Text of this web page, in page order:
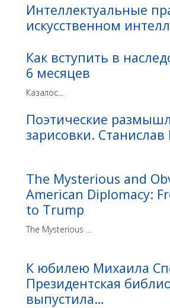
Интеллектуальные
искусственном
Как вступить в
6 месяцев
Казалос...
Поэтические
зарисовки.
The Mysterious and
American Diplomacy:
to Trump
The Mysterious ...
К юбилею Михаила
Президентская
выпустила…